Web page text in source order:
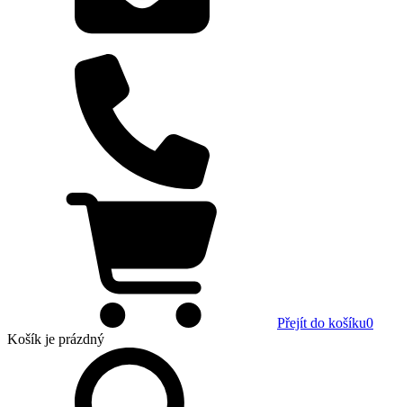
Přejít do košíku0
Košík je prázdný